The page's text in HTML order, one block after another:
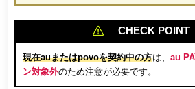
CHECK POINT
現在auまたはpovoを契約中の方は、au
ン対象外のため注意が必要です。